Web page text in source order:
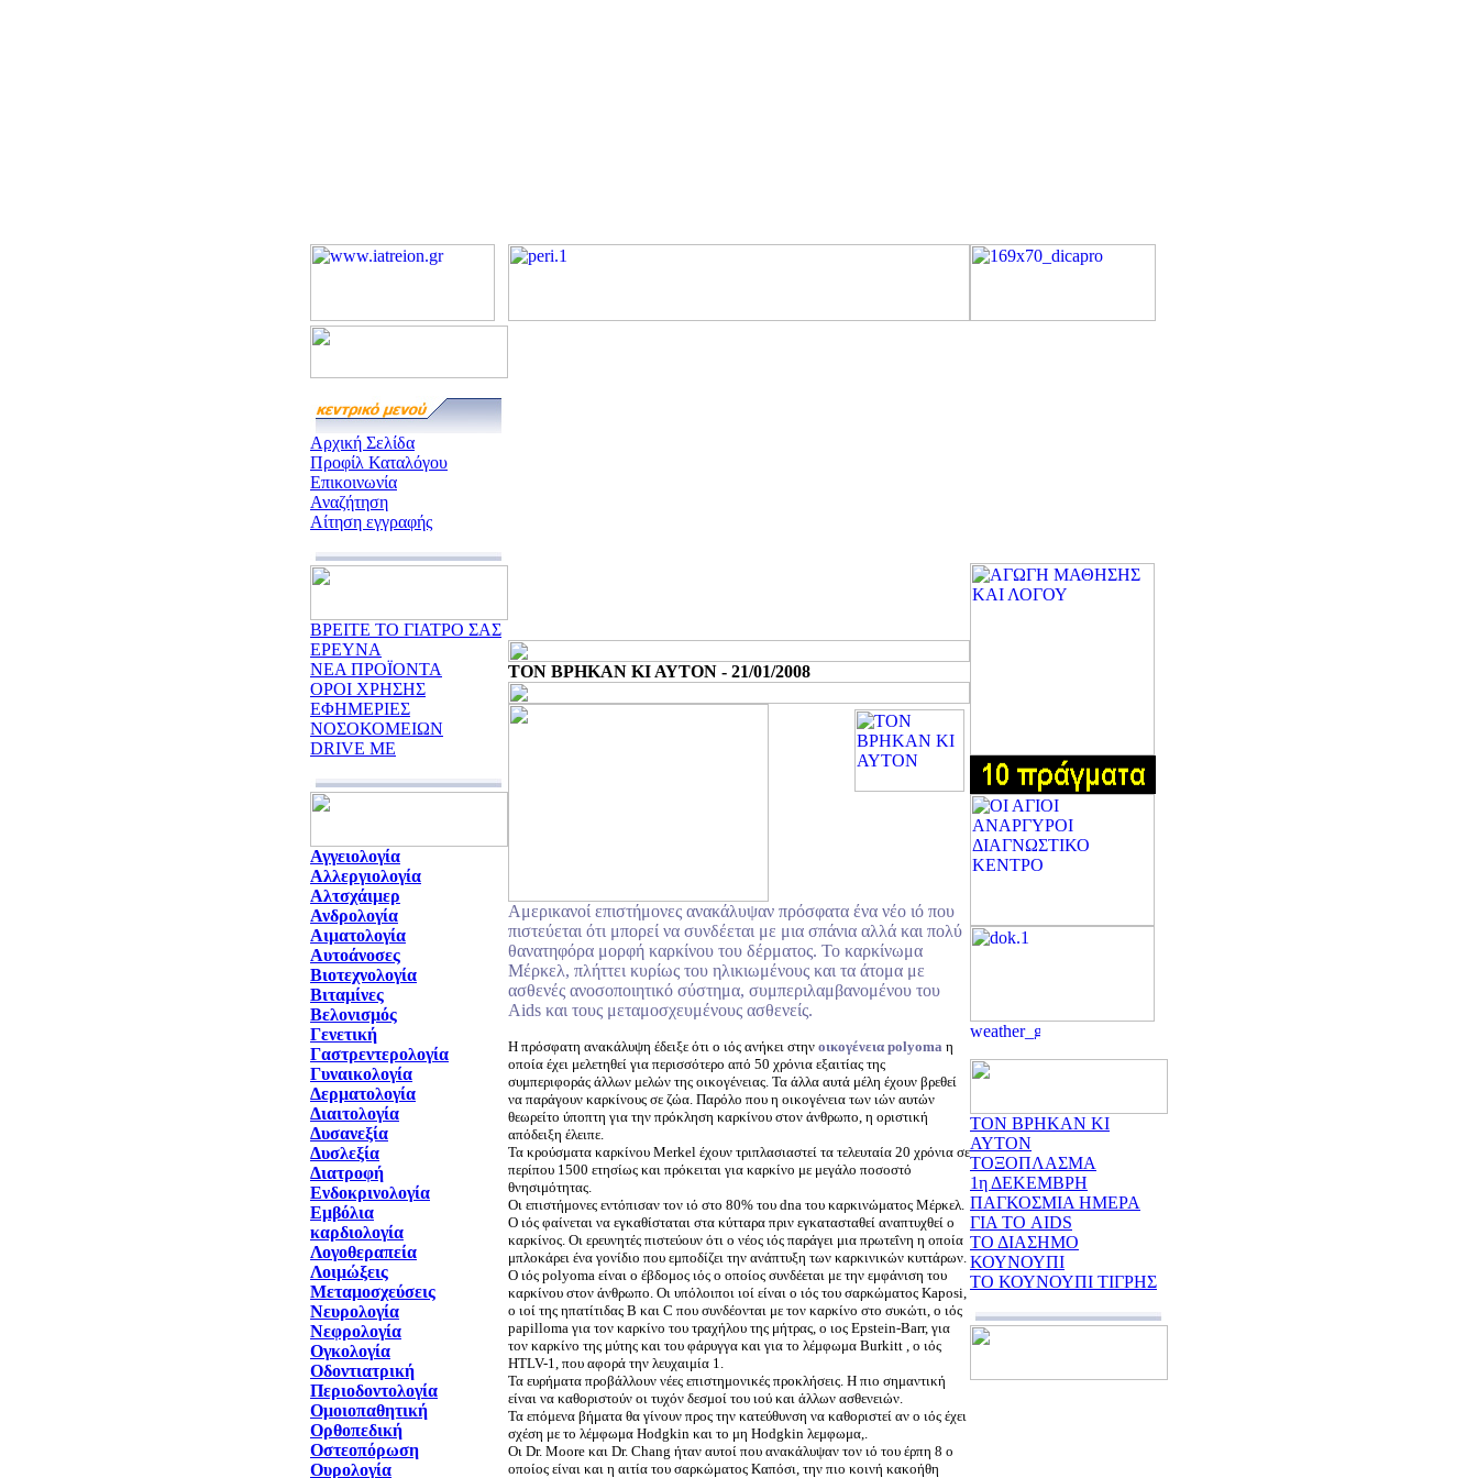
Αρχική Σελίδα
Προφίλ Καταλόγου
Επικοινωνία
Αναζήτηση
Αίτηση εγγραφής
ΒΡΕΙΤΕ ΤΟ ΓΙΑΤΡΟ ΣΑΣ
ΕΡΕΥΝΑ
ΝΕΑ ΠΡΟΪΟΝΤΑ
ΟΡΟΙ ΧΡΗΣΗΣ
ΕΦΗΜΕΡΙΕΣ
ΝΟΣΟΚΟΜΕΙΩΝ
DRIVE ME
Αγγειολογία
Αλλεργιολογία
Αλτσχάιμερ
Ανδρολογία
Αιματολογία
Αυτοάνοσες
Βιοτεχνολογία
Βιταμίνες
Βελονισμός
Γενετική
Γαστρεντερολογία
Γυναικολογία
Δερματολογία
Διαιτολογία
Δυσανεξία
Δυσλεξία
Διατροφή
Ενδοκρινολογία
Εμβόλια
καρδιολογία
Λογοθεραπεία
Λοιμώξεις
Μεταμοσχεύσεις
Νευρολογία
Νεφρολογία
Ογκολογία
Οδοντιατρική
Περιοδοντολογία
Ομοιοπαθητική
Ορθοπεδική
Οστεοπόρωση
Ουρολογία
ΤΟΝ ΒΡΗΚΑΝ ΚΙ ΑΥΤΟΝ - 21/01/2008
Αμερικανοί επιστήμονες ανακάλυψαν πρόσφατα ένα νέο ιό που
πιστεύεται ότι μπορεί να συνδέεται με μια σπάνια αλλά και πολύ
θανατηφόρα μορφή καρκίνου του δέρματος. Το καρκίνωμα
Μέρκελ, πλήττει κυρίως του ηλικιωμένους και τα άτομα με
ασθενές ανοσοποιητικό σύστημα, συμπεριλαμβανομένου του
Aids και τους μεταμοσχευμένους ασθενείς.
Η πρόσφατη ανακάλυψη έδειξε ότι ο ιός ανήκει στην οικογένεια polyoma η
οποία έχει μελετηθεί για περισσότερο από 50 χρόνια εξαιτίας της
συμπεριφοράς άλλων μελών της οικογένειας. Τα άλλα αυτά μέλη έχουν βρεθεί
να παράγουν καρκίνους σε ζώα. Παρόλο που η οικογένεια των ιών αυτών
θεωρείτο ύποπτη για την πρόκληση καρκίνου στον άνθρωπο, η οριστική
απόδειξη έλειπε.
Τα κρούσματα καρκίνου Merkel έχουν τριπλασιαστεί τα τελευταία 20 χρόνια σε
περίπου 1500 ετησίως και πρόκειται για καρκίνο με μεγάλο ποσοστό
θνησιμότητας.
Οι επιστήμονες εντόπισαν τον ιό στο 80% του dna του καρκινώματος Μέρκελ.
Ο ιός φαίνεται να εγκαθίσταται στα κύτταρα πριν εγκατασταθεί αναπτυχθεί ο
καρκίνος. Οι ερευνητές πιστεύουν ότι ο νέος ιός παράγει μια πρωτεΐνη η οποία
μπλοκάρει ένα γονίδιο που εμποδίζει την ανάπτυξη των καρκινικών κυττάρων.
Ο ιός polyoma είναι ο έβδομος ιός ο οποίος συνδέεται με την εμφάνιση του
καρκίνου στον άνθρωπο. Οι υπόλοιποι ιοί είναι ο ιός του σαρκώματος Kaposi,
ο ιοί της ηπατίτιδας Β και C που συνδέονται με τον καρκίνο στο συκώτι, ο ιός
papilloma για τον καρκίνο του τραχήλου της μήτρας, ο ιος Epstein-Barr, για
τον καρκίνο της μύτης και του φάρυγγα και για το λέμφωμα Burkitt , ο ιός
HTLV-1, που αφορά την λευχαιμία 1.
Τα ευρήματα προβάλλουν νέες επιστημονικές προκλήσεις. Η πιο σημαντική
είναι να καθοριστούν οι τυχόν δεσμοί του ιού και άλλων ασθενειών.
Τα επόμενα βήματα θα γίνουν προς την κατεύθυνση να καθοριστεί αν ο ιός έχει
σχέση με το λέμφωμα Hodgkin και το μη Hodgkin λεμφωμα,.
Οι Dr. Moore και Dr. Chang ήταν αυτοί που ανακάλυψαν τον ιό του έρπη 8 ο
οποίος είναι και η αιτία του σαρκώματος Καπόσι, την πιο κοινή κακοήθη
ΤΟΝ ΒΡΗΚΑΝ ΚΙ
ΑΥΤΟΝ
ΤΟΞΟΠΛΑΣΜΑ
1η ΔΕΚΕΜΒΡΗ
ΠΑΓΚΟΣΜΙΑ ΗΜΕΡΑ
ΓΙΑ ΤΟ AIDS
ΤΟ ΔΙΑΣΗΜΟ
ΚΟΥΝΟΥΠΙ
ΤΟ ΚΟΥΝΟΥΠΙ ΤΙΓΡΗΣ